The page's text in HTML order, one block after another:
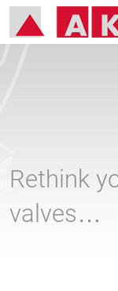
Rethink
valves…